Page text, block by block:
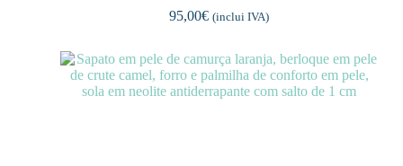
95,00€ (inclui IVA)